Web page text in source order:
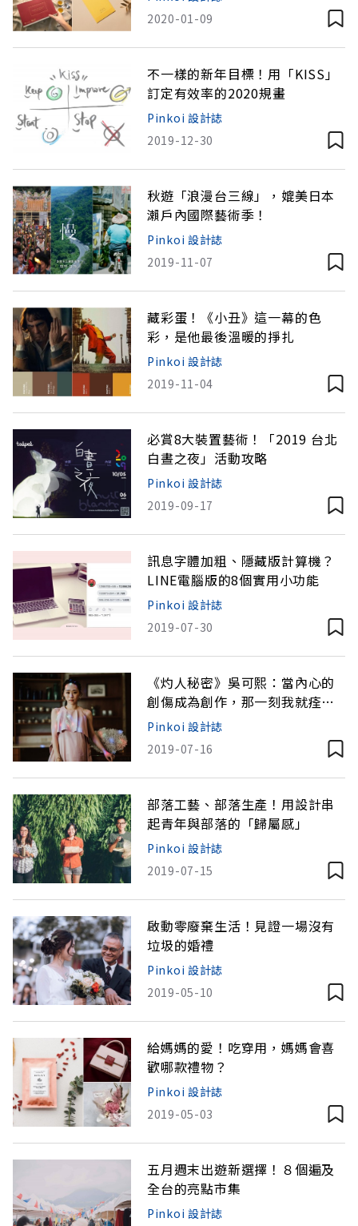
2020-01-09
不一樣的新年目標！用「KISS」
訂定有效率的2020規畫
Pinkoi 設計誌
2019-12-30
秋遊「浪漫台三線」，媲美日本
瀨戶內國際藝術季！
Pinkoi 設計誌
2019-11-07
藏彩蛋！《小丑》這一幕的色
彩，是他最後溫暖的掙扎
Pinkoi 設計誌
2019-11-04
必賞8大裝置藝術！「2019 台北
白晝之夜」活動攻略
Pinkoi 設計誌
2019-09-17
訊息字體加粗、隱藏版計算機？
LINE電腦版的8個實用小功能
Pinkoi 設計誌
2019-07-30
《灼人秘密》吳可熙：當內心的
創傷成為創作，那一刻我就痊癒
了
Pinkoi 設計誌
2019-07-16
部落工藝、部落生產！用設計串
起青年與部落的「歸屬感」
Pinkoi 設計誌
2019-07-15
啟動零廢棄生活！見證一場沒有
垃圾的婚禮
Pinkoi 設計誌
2019-05-10
給媽媽的愛！吃穿用，媽媽會喜
歡哪款禮物？
Pinkoi 設計誌
2019-05-03
五月週末出遊新選擇！８個遍及
全台的亮點市集
Pinkoi 設計誌